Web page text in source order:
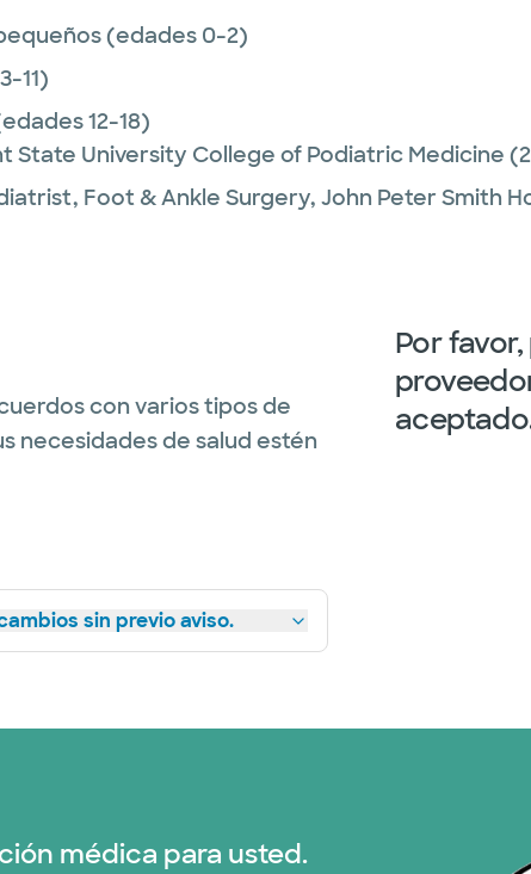
(edades 0-2)
11)
12-18)
State University College of Podiatric Medicine
Foot & Ankle Surgery, John Peter Smith
con varios tipos de
necesidades de salud estén
sin previo aviso.
Por
médica para usted.